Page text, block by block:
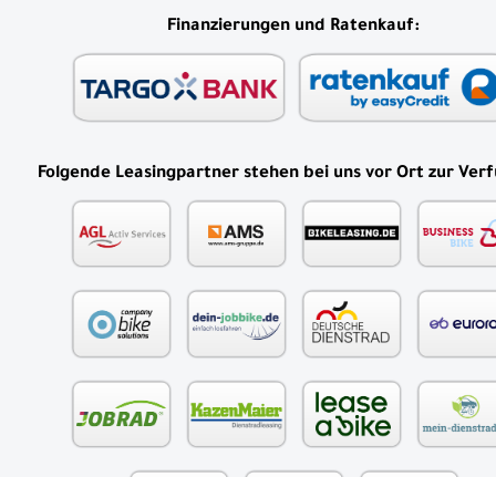
Finanzierungen und Ratenkauf:
Folgende Leasingpartner stehen bei uns vor Ort zur